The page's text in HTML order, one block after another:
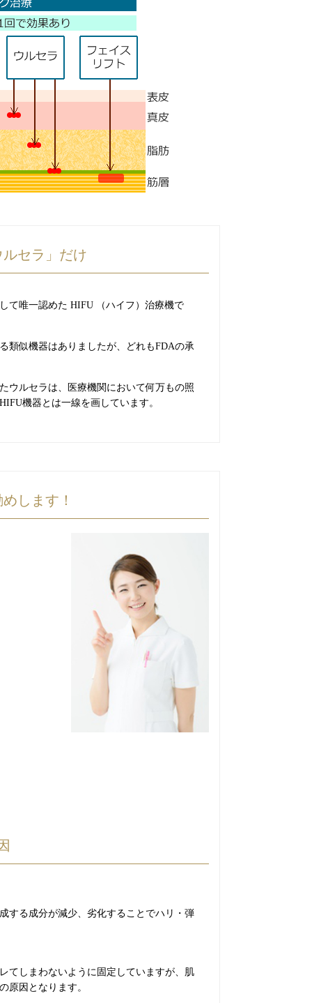
セラ」だけ
て唯一認めた HIFU （ハイフ）治療機で
類似機器はありましたが、どれもFDAの承
ウルセラは、医療機関において何万もの照
機器とは一線を画しています。
します！
する成分が減少、劣化することでハリ・弾
てしまわないように固定していますが、肌
原因となります。